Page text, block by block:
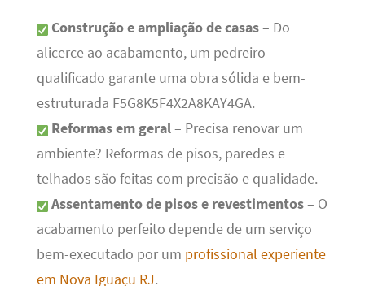
Construção e ampliação de casas– Do
alicerce ao acabamento, um pedreiro
qualificado garante uma obra sólida e bem-
estruturada F5G8K5F4X2A8KAY4GA.
Reformas em geral– Precisa renovar um
ambiente? Reformas de pisos, paredes e
telhados são feitas com precisão e qualidade.
Assentamento de pisos e revestimentos– O
acabamento perfeito depende de um serviço
bem-executado por um profissional experiente
em Nova Iguaçu RJ.